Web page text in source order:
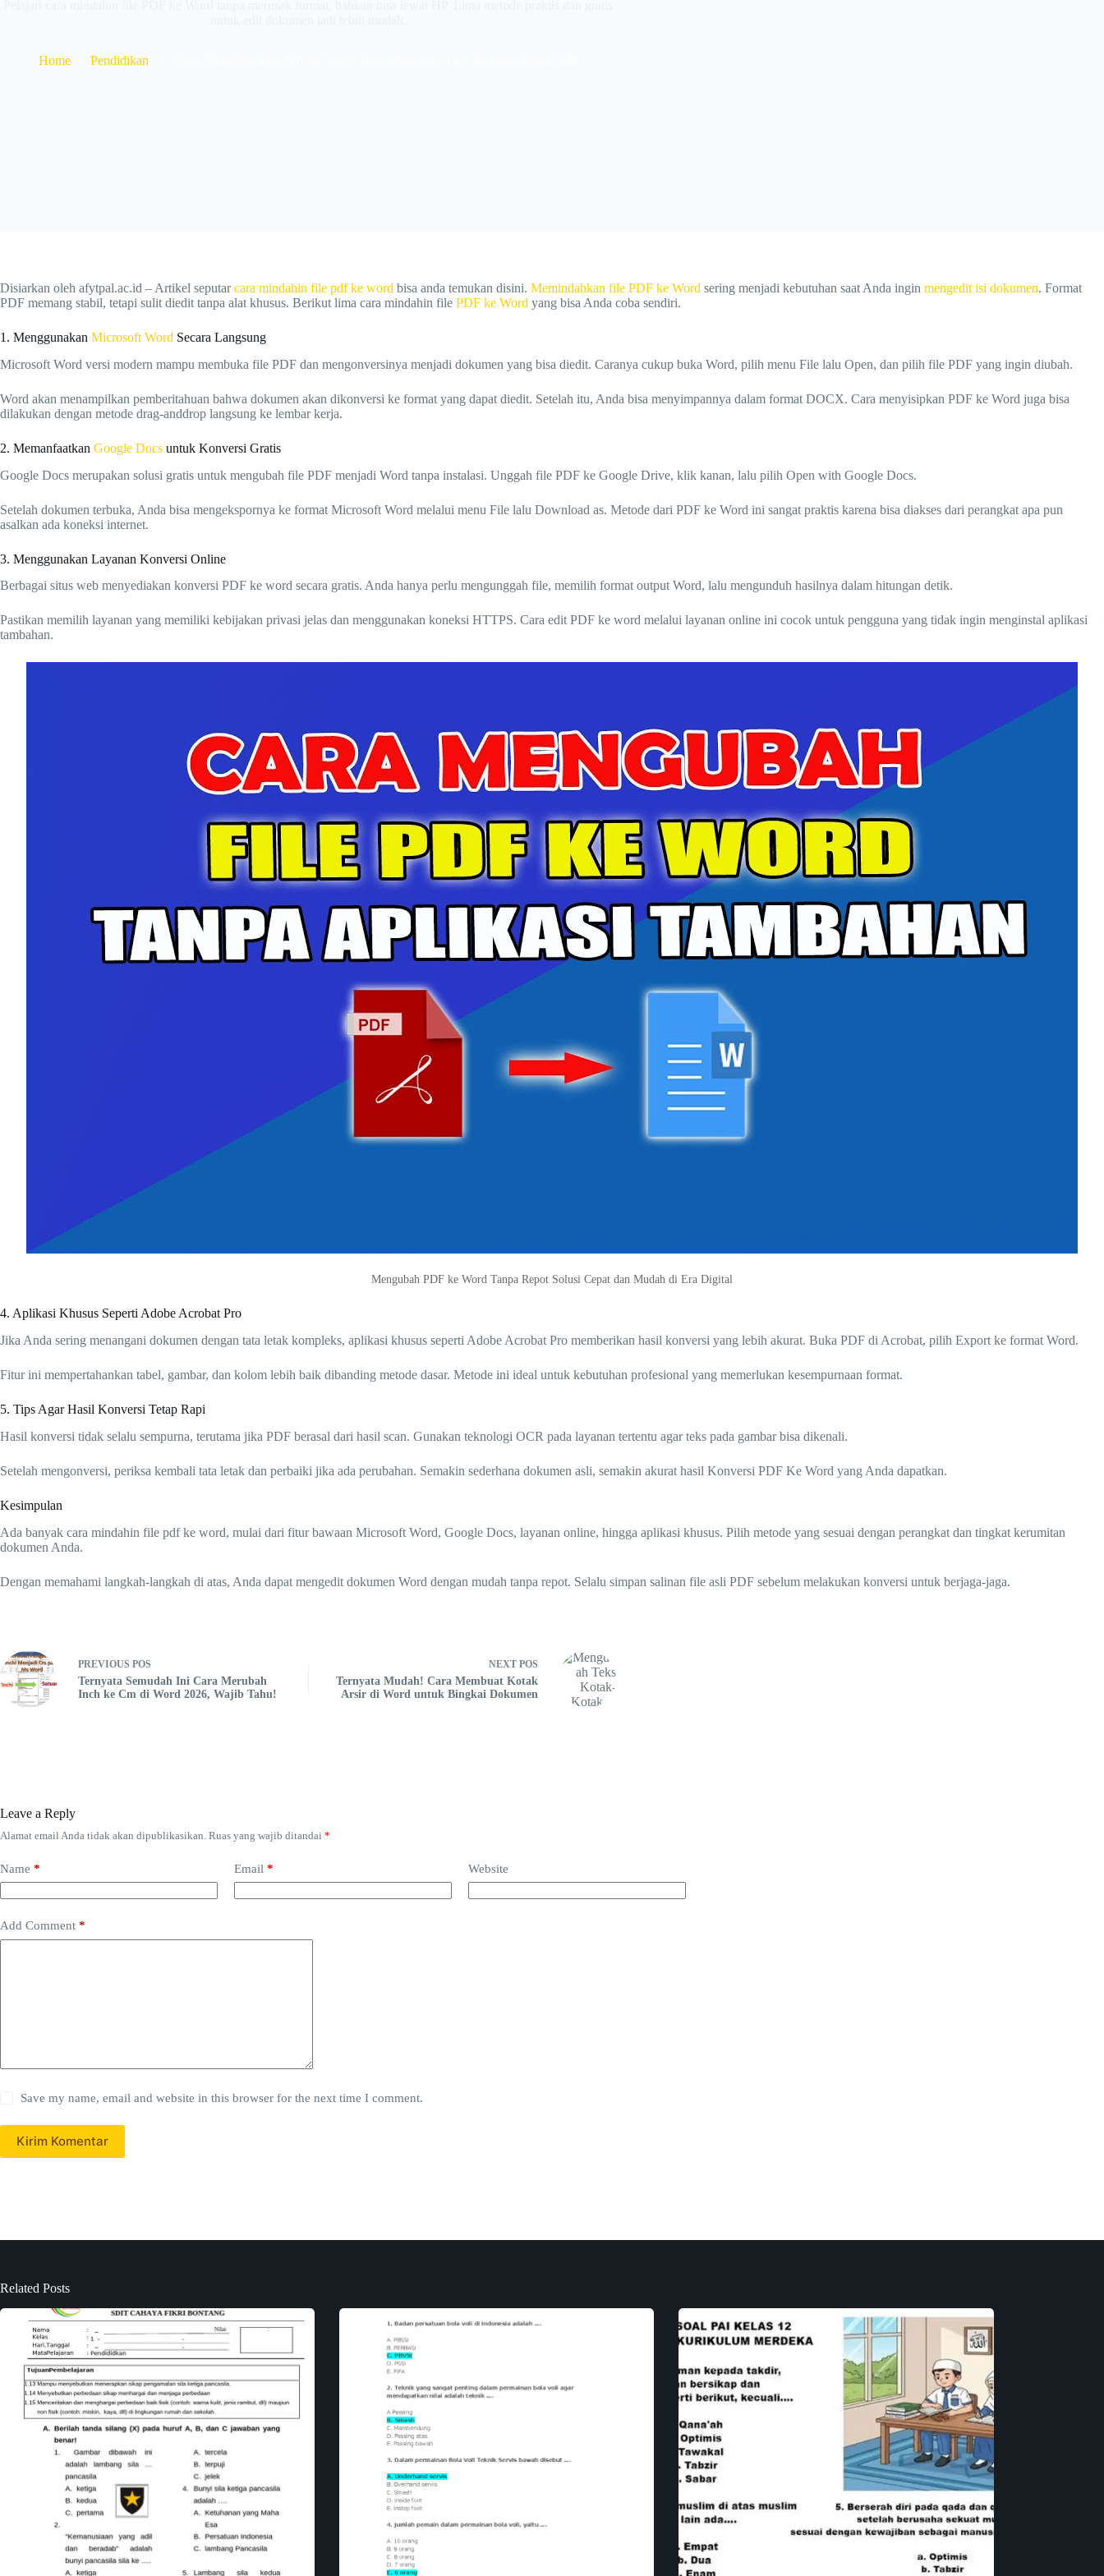
Home Pendidikan
Disiarkan oleh afytpal.ac.id – Artikel seputarcara mindahin file pdf ke word bisa anda temukan disini. Memindahkan file PDF ke Word sering menjadi kebutuhan saat Anda ingin mengedit isi dokumen. Format
PDF memang stabil, tetapi sulit diedit tanpa alat khusus. Berikut lima cara mindahin file PDF ke Word yang bisa Anda coba sendiri.
1. Menggunakan Microsoft Word Secara Langsung
Microsoft Word versi modern mampu membuka file PDF dan mengonversinya menjadi dokumen yang bisa diedit. Caranya cukup buka Word, pilih menu File lalu Open, dan pilih file PDF yang ingin diubah.
Word akan menampilkan pemberitahuan bahwa dokumen akan dikonversi ke format yang dapat diedit. Setelah itu, Anda bisa menyimpannya dalam format DOCX. Cara menyisipkan PDF ke Word juga bisa
dilakukan dengan metode drag-anddrop langsung ke lembar kerja.
2. Memanfaatkan Google Docs untuk Konversi Gratis
Google Docs merupakan solusi gratis untuk mengubah file PDF menjadi Word tanpa instalasi. Unggah file PDF ke Google Drive, klik kanan, lalu pilih Open with Google Docs.
Setelah dokumen terbuka, Anda bisa mengekspornya ke format Microsoft Word melalui menu File lalu Download as. Metode dari PDF ke Word ini sangat praktis karena bisa diakses dari perangkat apa pun
asalkan ada koneksi internet.
3. Menggunakan Layanan Konversi Online
Berbagai situs web menyediakan konversi PDF ke word secara gratis. Anda hanya perlu mengunggah file, memilih format output Word, lalu mengunduh hasilnya dalam hitungan detik.
Pastikan memilih layanan yang memiliki kebijakan privasi jelas dan menggunakan koneksi HTTPS. Cara edit PDF ke word melalui layanan online ini cocok untuk pengguna yang tidak ingin menginstal aplikasi
tambahan.
Mengubah PDF ke Word Tanpa Repot Solusi Cepat dan Mudah di Era Digital
4. Aplikasi Khusus Seperti Adobe Acrobat Pro
Jika Anda sering menangani dokumen dengan tata letak kompleks, aplikasi khusus seperti Adobe Acrobat Pro memberikan hasil konversi yang lebih akurat. Buka PDF di Acrobat, pilih Export ke format Word.
Fitur ini mempertahankan tabel, gambar, dan kolom lebih baik dibanding metode dasar. Metode ini ideal untuk kebutuhan profesional yang memerlukan kesempurnaan format.
5. Tips Agar Hasil Konversi Tetap Rapi
Hasil konversi tidak selalu sempurna, terutama jika PDF berasal dari hasil scan. Gunakan teknologi OCR pada layanan tertentu agar teks pada gambar bisa dikenali.
Setelah mengonversi, periksa kembali tata letak dan perbaiki jika ada perubahan. Semakin sederhana dokumen asli, semakin akurat hasil Konversi PDF Ke Word yang Anda dapatkan.
Kesimpulan
Ada banyak cara mindahin file pdf ke word, mulai dari fitur bawaan Microsoft Word, Google Docs, layanan online, hingga aplikasi khusus. Pilih metode yang sesuai dengan perangkat dan tingkat kerumitan
dokumen Anda.
Dengan memahami langkah-langkah di atas, Anda dapat mengedit dokumen Word dengan mudah tanpa repot. Selalu simpan salinan file asli PDF sebelum melakukan konversi untuk berjaga-jaga.
PREVIOUS POS
Ternyata Semudah Ini Cara Merubah
Inch ke Cm di Word 2026, Wajib Tahu!
NEXT POS
Ternyata Mudah! Cara Membuat Kotak
Arsir di Word untuk Bingkai Dokumen
Leave a Reply
Alamat email Anda tidak akan dipublikasikan. Ruas yang wajib ditandai *
Name * Email * Website
Add Comment *
Save my name, email and website in this browser for the next time I comment.
Kirim Komentar
Related Posts